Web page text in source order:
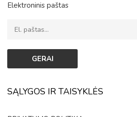
Elektroninis paštas
SĄLYGOS IR TAISYKLĖS